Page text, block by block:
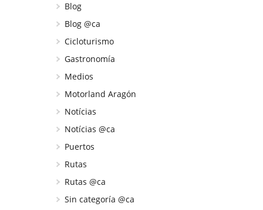
Blog
Blog @ca
Cicloturismo
Gastronomía
Medios
Motorland Aragón
Notícias
Notícias @ca
Puertos
Rutas
Rutas @ca
Sin categoría @ca